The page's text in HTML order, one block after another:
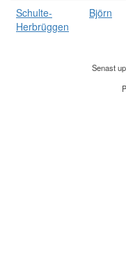
Schulte-
Herbrüggen
Björn
Senast